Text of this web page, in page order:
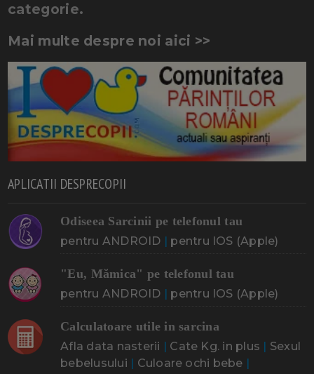
categorie.
Mai multe despre noi aici >>
APLICATII DESPRECOPII
Odiseea Sarcinii pe telefonul tau
pentru ANDROID | pentru IOS (Apple)
"Eu, Mămica" pe telefonul tau
pentru ANDROID | pentru IOS (Apple)
Calculatoare utile in sarcina
Afla data nasterii | Cate Kg. in plus | Sexul
bebelusului | Culoare ochi bebe |